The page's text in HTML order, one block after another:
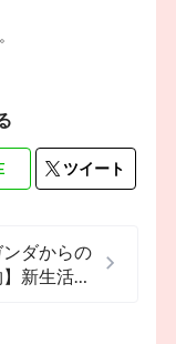
ツイート
ンダからの
新生活に